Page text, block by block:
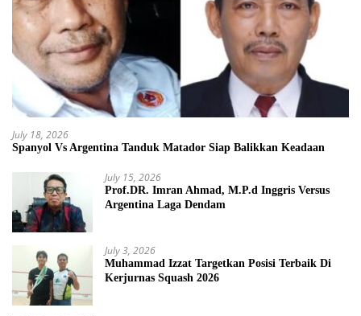
July 18, 2026
Spanyol Vs Argentina Tanduk Matador Siap Balikkan Keadaan
July 15, 2026
Prof.DR. Imran Ahmad, M.P.d Inggris Versus
Argentina Laga Dendam
July 3, 2026
Muhammad Izzat Targetkan Posisi Terbaik Di
Kerjurnas Squash 2026